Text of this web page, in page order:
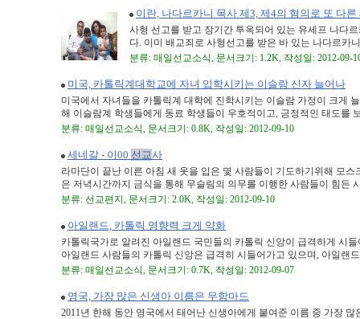
이란, 나다르카니 목사 제3, 제4의 혐의로 또 다른
사형 선고를 받고 장기간 투옥되어 있는 유세프 나다
다. 이미 배교죄로 사형선고를 받은 바 있는 나다르카
분류: 매일선교소식, 문서크기: 1.2K, 작성일: 2012-09-
미국, 카톨릭계대학교에 자녀 입학시키는 이슬람 신자 늘어나
미국에서 자녀들을 카톨릭계 대학에 진학시키는 이슬람 가정이 크게
해 이슬람계 학생들에게 동료 학생들이 우호적이고, 긍정적인 태도를
분류: 매일선교소식, 문서크기: 0.8K, 작성일: 2012-09-10
세네갈 - 이00 선교사
라마단이 끝난 이른 아침 새 옷을 입은 몇 사람들이 기도하기위해 모
은 저녁시간까지 금식을 통해 무슬림의 의무를 이행한 사람들이 힘든
분류: 선교편지, 문서크기: 2.0K, 작성일: 2012-09-10
아일랜드, 카톨릭 영향력 크게 약화
카톨릭국가로 알려진 아일랜드 국민들의 카톨릭 신앙이 급격하게 시
아일랜드 사람들의 카톨릭 신앙은 급격히 시들어가고 있으며, 아일랜
분류: 매일선교소식, 문서크기: 0.7K, 작성일: 2012-09-07
영국, 가장 많은 신생아 이름은 무함마드
2011년 한해 동안 영국에서 태어난 신생아에게 붙여준 이름 중 가장